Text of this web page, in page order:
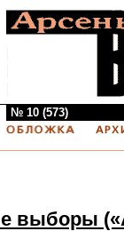
№ 10 (573)
выборы